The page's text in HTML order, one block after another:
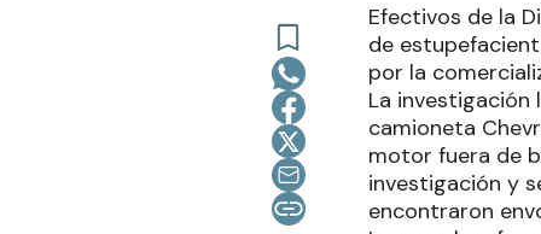
Efectivos de la
de
por la
La investigación
camioneta
motor fuera de
investigación y
encontraron